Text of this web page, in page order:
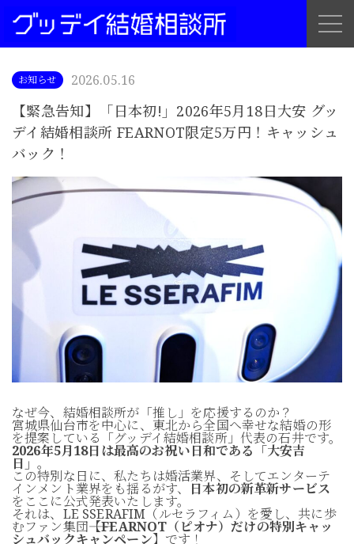
お知らせ 2026.05.16
【緊急告知】「日本初!」2026年5月18日大安 グッ
デイ結婚相談所 FEARNOT限定5万円！キャッシュ
バック！
なぜ今、結婚相談所が「推し」を応援するのか？
宮城県仙台市を中心に、東北から全国へ幸せな結婚の形
を提案している「グッデイ結婚相談所」代表の石井です。
2026年5月18日は最高のお祝い日和である「大安吉
日」。
この特別な日に、私たちは婚活業界、そしてエンターテ
インメント業界をも揺るがす、 日本初の新革新サービス
をここに公式発表いたします。
それは、LE SSERAFIM（ルセラフィム）を愛し、共に歩
むファン集団――【FEARNOT（ピオナ）だけの特別キャッ
シュバックキャンペーン】 です！